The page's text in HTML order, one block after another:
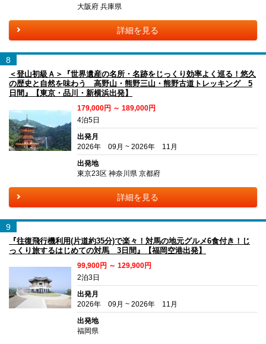
大阪府 兵庫県
詳細を見る
8
＜登山初級Ａ＞『世界遺産の名所・名跡をじっくり効率よく巡る！悠久
の歴史と自然を味わう 高野山・熊野三山・熊野古道トレッキング 5
日間』【東京・品川・新横浜出発】
179,000円 ～ 189,000円
4泊5日
出発月
2026年 09月 ~ 2026年 11月
出発地
東京23区 神奈川県 京都府
詳細を見る
9
『往復飛行機利用(片道約35分)で楽々！対馬の地元グルメ6食付き！じ
っくり旅するはじめての対馬 3日間』【福岡空港出発】
99,900円 ～ 129,900円
2泊3日
出発月
2026年 09月 ~ 2026年 11月
出発地
福岡県